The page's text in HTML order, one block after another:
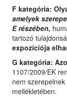
F kategória:
amelyek
E részében,
tartozó
expozíciója
G kategória:
1107/2009/EK
nem
mellékletében.